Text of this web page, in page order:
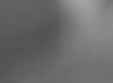
„Unser
Team zu